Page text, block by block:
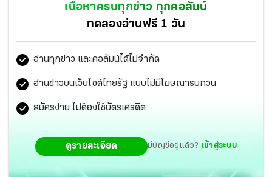
เนื้อหาครบทุกข่าว ทุกคอลัมน์
ทดลองอ่านฟรี 1 วัน
อ่านทุกข่าว และคอลัมน์ได้ไม่จำกัด
อ่านข่าวบนเว็บไซต์ไทยรัฐ แบบไม่มีโฆษณารบกวน
สมัครง่าย ไม่ต้องใช้บัตรเครดิต
ดูรายละเอียด มีบัญชีอยู่แล้ว? เข้าสู่ระบบ